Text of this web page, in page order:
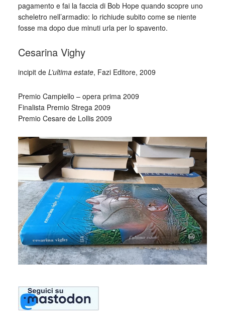
pagamento e fai la faccia di Bob Hope quando scopre uno
scheletro nell’armadio: lo richiude subito come se niente
fosse ma dopo due minuti urla per lo spavento.
Cesarina Vighy
incipit de L’ultima estate, Fazi Editore, 2009
Premio Campiello – opera prima 2009
Finalista Premio Strega 2009
Premio Cesare de Lollis 2009